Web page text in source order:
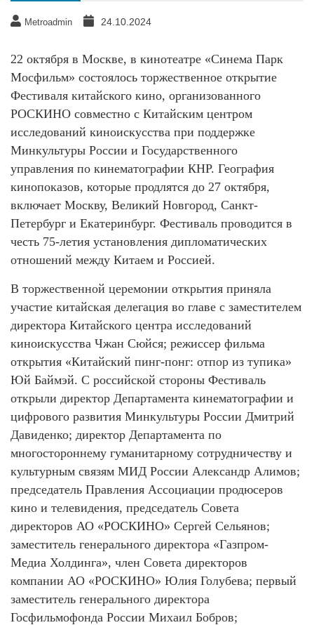
Metroadmin 24.10.2024
22 октября в Москве, в кинотеатре «Синема Парк
Мосфильм» состоялось торжественное открытие
Фестиваля китайского кино, организованного
РОСКИНО совместно с Китайским центром
исследований киноискусства при поддержке
Минкультуры России и Государственного
управления по кинематографии КНР. География
кинопоказов, которые продлятся до 27 октября,
включает Москву, Великий Новгород, Санкт-
Петербург и Екатеринбург. Фестиваль проводится в
честь 75-летия установления дипломатических
отношений между Китаем и Россией.
В торжественной церемонии открытия приняла
участие китайская делегация во главе с заместителем
директора Китайского центра исследований
киноискусства Чжан Сюйся; режиссер фильма
открытия «Китайский пинг-понг: отпор из тупика»
Юй Баймэй. С российской стороны Фестиваль
открыли директор Департамента кинематографии и
цифрового развития Минкультуры России Дмитрий
Давиденко; директор Департамента по
многостороннему гуманитарному сотрудничеству и
культурным связям МИД России Александр Алимов;
председатель Правления Ассоциации продюсеров
кино и телевидения, председатель Совета
директоров АО «РОСКИНО» Сергей Сельянов;
заместитель генерального директора «Газпром-
Медиа Холдинга», член Совета директоров
компании АО «РОСКИНО» Юлия Голубева; первый
заместитель генерального директора
Госфильмофонда России Михаил Бобров;